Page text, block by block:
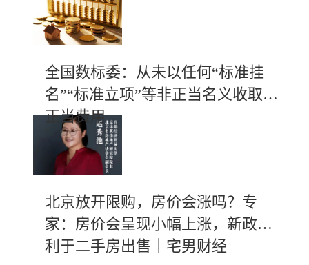
全国数标委：从未以任何“标准挂
名”“标准立项”等非正当名义收取不
正当费用
北京放开限购，房价会涨吗？专
家：房价会呈现小幅上涨，新政有
利于二手房出售｜宅男财经